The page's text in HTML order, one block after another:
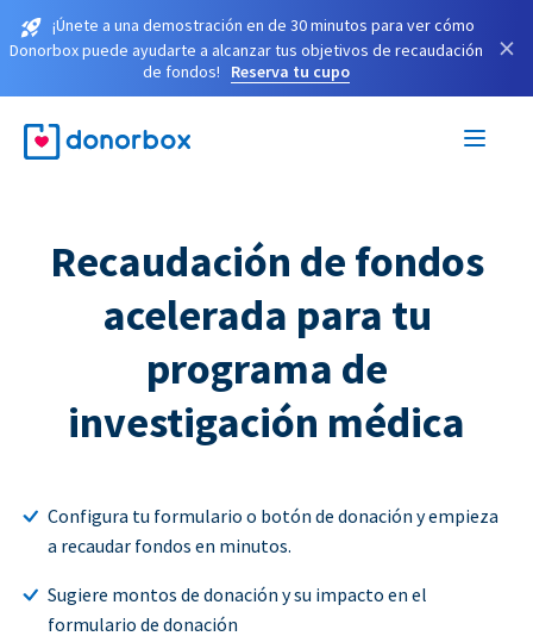
¡Únete a una demostración en de 30 minutos para ver cómo
Donorbox puede ayudarte a alcanzar tus objetivos de recaudación
de fondos!
Reserva tu cupo
×
Recaudación de fondos
acelerada para tu
programa de
investigación médica
Configura tu formulario o botón de donación y empieza
a recaudar fondos en minutos.
Sugiere montos de donación y su impacto en el
formulario de donación